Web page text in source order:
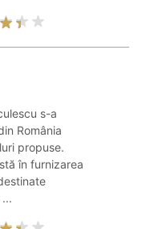
s-a
România
propuse.
în furnizarea